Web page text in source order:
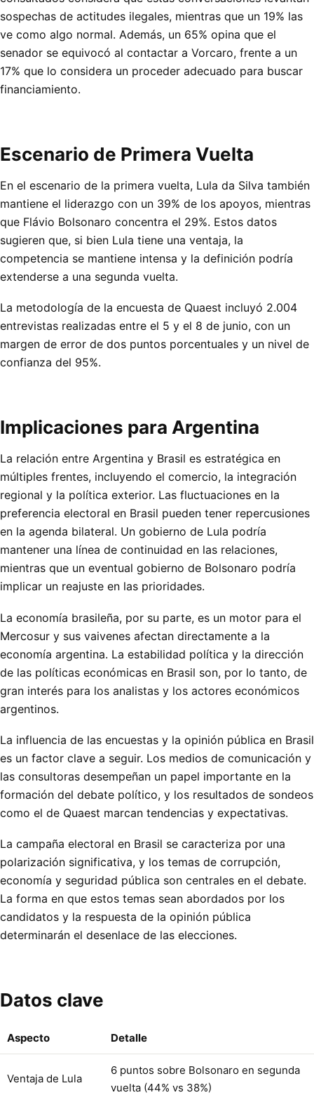
sospechas de actitudes ilegales, mientras que un 19% las
ve como algo normal. Además, un 65% opina que el
senador se equivocó al contactar a Vorcaro, frente a un
17% que lo considera un proceder adecuado para buscar
financiamiento.
Escenario de Primera Vuelta
En el escenario de la primera vuelta, Lula da Silva también
mantiene el liderazgo con un 39% de los apoyos, mientras
que Flávio Bolsonaro concentra el 29%. Estos datos
sugieren que, si bien Lula tiene una ventaja, la
competencia se mantiene intensa y la definición podría
extenderse a una segunda vuelta.
La metodología de la encuesta de Quaest incluyó 2.004
entrevistas realizadas entre el 5 y el 8 de junio, con un
margen de error de dos puntos porcentuales y un nivel de
confianza del 95%.
Implicaciones para Argentina
La relación entre Argentina y Brasil es estratégica en
múltiples frentes, incluyendo el comercio, la integración
regional y la política exterior. Las fluctuaciones en la
preferencia electoral en Brasil pueden tener repercusiones
en la agenda bilateral. Un gobierno de Lula podría
mantener una línea de continuidad en las relaciones,
mientras que un eventual gobierno de Bolsonaro podría
implicar un reajuste en las prioridades.
La economía brasileña, por su parte, es un motor para el
Mercosur y sus vaivenes afectan directamente a la
economía argentina. La estabilidad política y la dirección
de las políticas económicas en Brasil son, por lo tanto, de
gran interés para los analistas y los actores económicos
argentinos.
La influencia de las encuestas y la opinión pública en Brasil
es un factor clave a seguir. Los medios de comunicación y
las consultoras desempeñan un papel importante en la
formación del debate político, y los resultados de sondeos
como el de Quaest marcan tendencias y expectativas.
La campaña electoral en Brasil se caracteriza por una
polarización significativa, y los temas de corrupción,
economía y seguridad pública son centrales en el debate.
La forma en que estos temas sean abordados por los
candidatos y la respuesta de la opinión pública
determinarán el desenlace de las elecciones.
Datos clave
Aspecto Detalle
Ventaja de Lula
6 puntos sobre Bolsonaro en segunda
vuelta (44% vs 38%)